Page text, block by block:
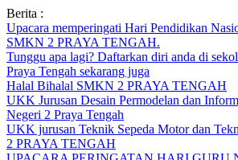
Skip
to
content
Berita :
Upacara memperingati Hari Pendidikan
SMKN 2 PRAYA TENGAH.
Tunggu apa lagi? Daftarkan diri anda di
Praya Tengah sekarang juga
Halal Bihalal SMKN 2 PRAYA TENGAH
UKK Jurusan Desain Permodelan dan
Negeri 2 Praya Tengah
UKK jurusan Teknik Sepeda Motor dan
2 PRAYA TENGAH